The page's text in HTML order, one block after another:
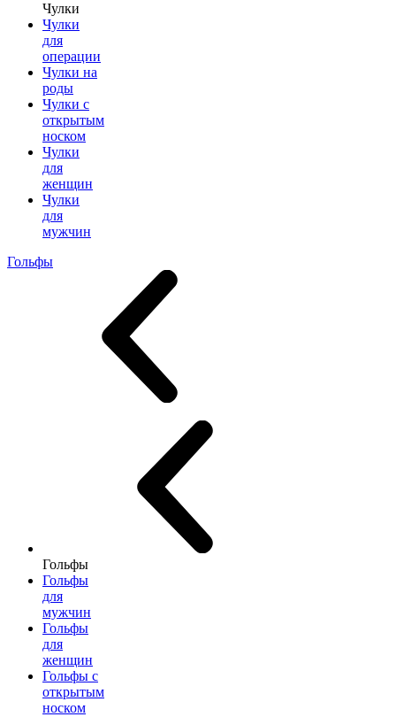
Чулки
Чулки
для
операции
Чулки на
роды
Чулки с
открытым
носком
Чулки
для
женщин
Чулки
для
мужчин
Гольфы
Гольфы
Гольфы
для
мужчин
Гольфы
для
женщин
Гольфы с
открытым
носком